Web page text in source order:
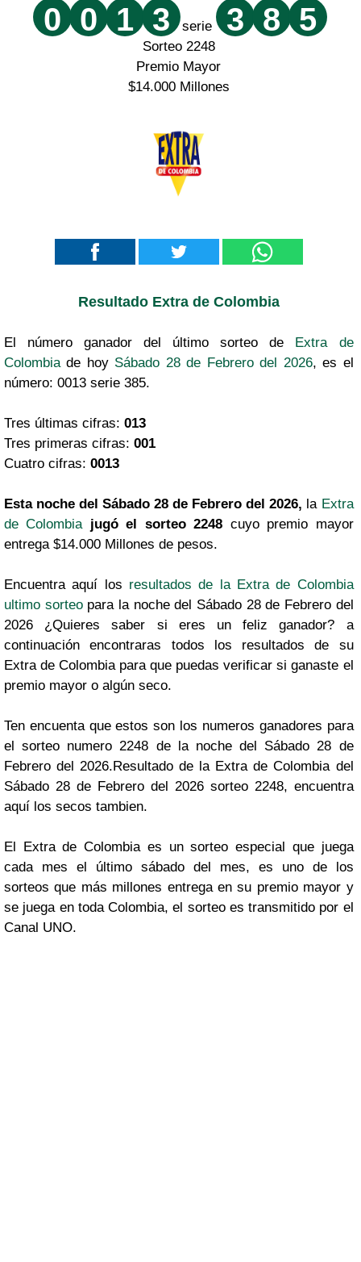
0 0 1 3 serie 3 8 5
Sorteo 2248
Premio Mayor
$14.000 Millones
Resultado Extra de Colombia
El número ganador del último sorteo de Extra de
Colombia de hoy Sábado 28 de Febrero del 2026, es el
número: 0013 serie 385.
Tres últimas cifras: 013
Tres primeras cifras: 001
Cuatro cifras: 0013
Esta noche del Sábado 28 de Febrero del 2026, la Extra
de Colombia jugó el sorteo 2248 cuyo premio mayor
entrega $14.000 Millones de pesos.
Encuentra aquí los resultados de la Extra de Colombia
ultimo sorteopara la noche del Sábado 28 de Febrero del
2026 ¿Quieres saber si eres un feliz ganador? a
continuación encontraras todos los resultados de su
Extra de Colombia para que puedas verificar si ganaste el
premio mayor o algún seco.
Ten encuenta que estos son los numeros ganadores para
el sorteo numero 2248 de la noche del Sábado 28 de
Febrero del 2026.Resultado de la Extra de Colombia del
Sábado 28 de Febrero del 2026 sorteo 2248, encuentra
aquí los secos tambien.
El Extra de Colombia es un sorteo especial que juega
cada mes el último sábado del mes, es uno de los
sorteos que más millones entrega en su premio mayor y
se juega en toda Colombia, el sorteo es transmitido por el
Canal UNO.